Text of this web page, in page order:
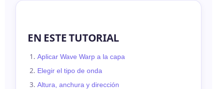
EN ESTE TUTORIAL
Aplicar Wave Warp a la capa
Elegir el tipo de onda
Altura, anchura y dirección